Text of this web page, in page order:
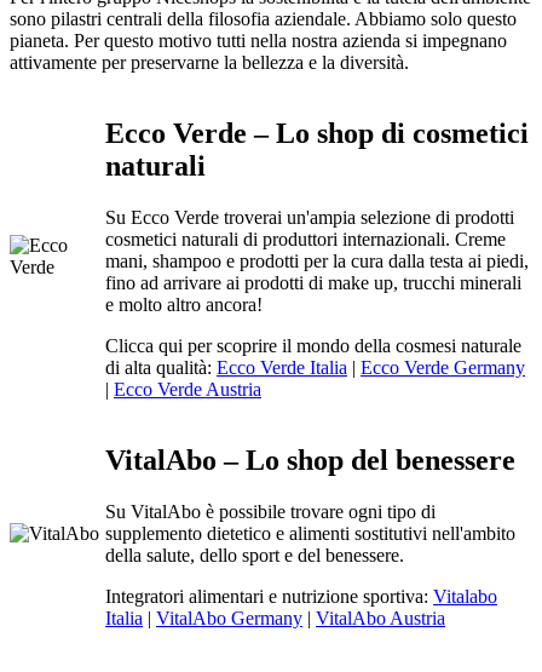
sono pilastri centrali della filosofia aziendale. Abbiamo solo questo
pianeta. Per questo motivo tutti nella nostra azienda si impegnano
attivamente per preservarne la bellezza e la diversità.
Ecco Verde – Lo shop di cosmetici
naturali
Su Ecco Verde troverai un'ampia selezione di prodotti
cosmetici naturali di produttori internazionali. Creme
mani, shampoo e prodotti per la cura dalla testa ai piedi,
fino ad arrivare ai prodotti di make up, trucchi minerali
e molto altro ancora!
Clicca qui per scoprire il mondo della cosmesi naturale
di alta qualità: Ecco Verde Italia | Ecco Verde Germany
| Ecco Verde Austria
VitalAbo – Lo shop del benessere
Su VitalAbo è possibile trovare ogni tipo di
supplemento dietetico e alimenti sostitutivi nell'ambito
della salute, dello sport e del benessere.
Integratori alimentari e nutrizione sportiva: Vitalabo
Italia | VitalAbo Germany | VitalAbo Austria